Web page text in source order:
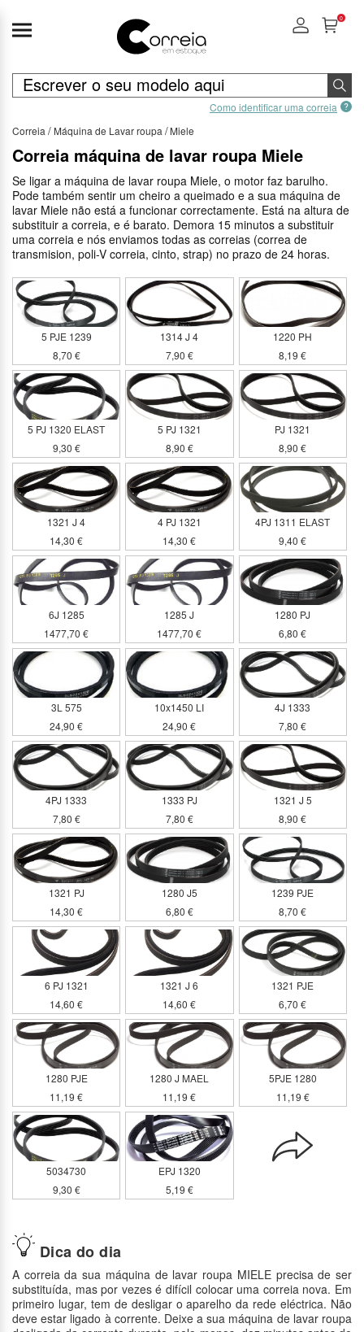
Como identificar uma correia
0
Correia Máquina de Lavar roupa Miele
Dica do dia
A correia da sua máquina de lavar roupa MIELE precisa de ser
substituída, mas por vezes é difícil colocar uma correia nova. Em
primeiro lugar, tem de desligar o aparelho da rede eléctrica. Não
deve estar ligado à corrente. Deixe a sua máquina de lavar roupa
Correia máquina de lavar roupa Miele
Se ligar a máquina de lavar roupa Miele, o motor faz barulho.
Pode também sentir um cheiro a queimado e a sua máquina de
lavar Miele não está a funcionar correctamente. Está na altura de
substituir a correia, e é barato. Demora 15 minutos a substituir
uma correia e nós enviamos todas as correias (correa de
transmision, poli-V correia, cinto, strap) no prazo de 24 horas.
5 PJE 1239
8,70 €
1314 J 4
7,90 €
1220 PH
8,19 €
5 PJ 1320 ELAST
9,30 €
5 PJ 1321
8,90 €
PJ 1321
8,90 €
1321 J 4
14,30 €
4 PJ 1321
14,30 €
4PJ 1311 ELAST
9,40 €
6J 1285
1477,70 €
1285 J
1477,70 €
1280 PJ
6,80 €
3L 575
24,90 €
10x1450 LI
24,90 €
4J 1333
7,80 €
4PJ 1333
7,80 €
1333 PJ
7,80 €
1321 J 5
8,90 €
1321 PJ
14,30 €
1280 J5
6,80 €
1239 PJE
8,70 €
6 PJ 1321
14,60 €
1321 J 6
14,60 €
1321 PJE
6,70 €
1280 PJE
11,19 €
1280 J MAEL
11,19 €
5PJE 1280
11,19 €
5034730
9,30 €
EPJ 1320
5,19 €